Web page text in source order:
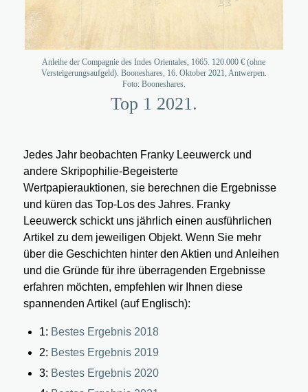
Anleihe der Compagnie des Indes Orientales, 1665. 120.000 € (ohne
Versteigerungsaufgeld). Booneshares, 16. Oktober 2021, Antwerpen.
Foto: Booneshares.
Top 1 2021.
Jedes Jahr beobachten Franky Leeuwerck und
andere Skripophilie-Begeisterte
Wertpapierauktionen, sie berechnen die Ergebnisse
und küren das Top-Los des Jahres. Franky
Leeuwerck schickt uns jährlich einen ausführlichen
Artikel zu dem jeweiligen Objekt. Wenn Sie mehr
über die Geschichten hinter den Aktien und Anleihen
und die Gründe für ihre überragenden Ergebnisse
erfahren möchten, empfehlen wir Ihnen diese
spannenden Artikel (auf Englisch):
1: Bestes Ergebnis 2018
2: Bestes Ergebnis 2019
3: Bestes Ergebnis 2020